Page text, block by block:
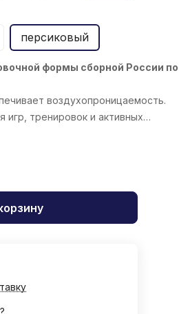
персиковый
формы сборной России по
воздухопроницаемость.
игр, тренировок и активных